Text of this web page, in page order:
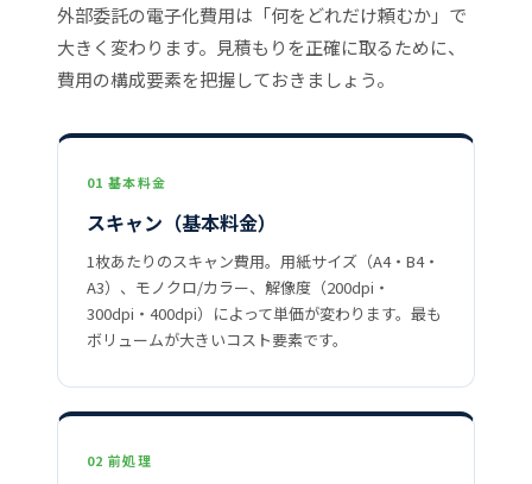
外部委託の電子化費用は「何をどれだけ頼むか」で
大きく変わります。見積もりを正確に取るために、
費用の構成要素を把握しておきましょう。
01 基本料金
スキャン（基本料金）
1枚あたりのスキャン費用。用紙サイズ（A4・B4・
A3）、モノクロ/カラー、解像度（200dpi・
300dpi・400dpi）によって単価が変わります。最も
ボリュームが大きいコスト要素です。
02 前処理